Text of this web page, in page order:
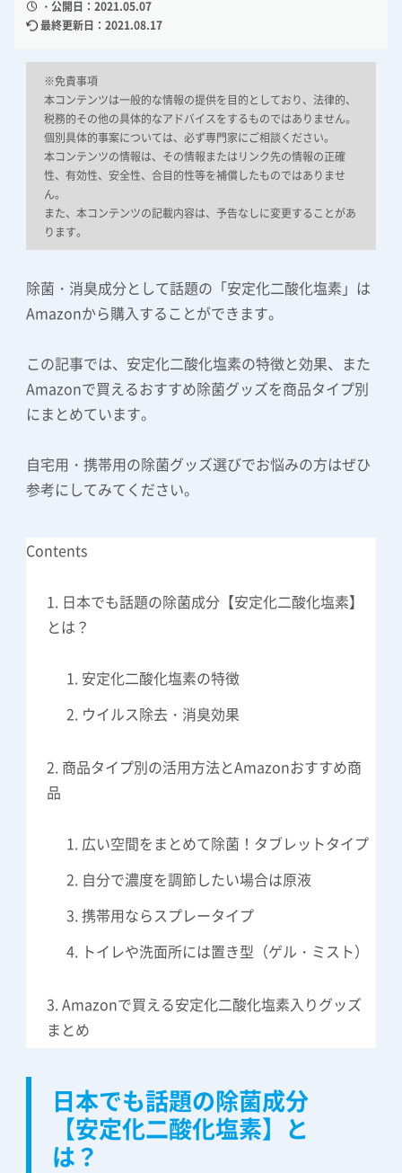
・公開日：2021.05.07
最終更新日：2021.08.17
※免責事項
本コンテンツは一般的な情報の提供を目的としており、法律的、
税務的その他の具体的なアドバイスをするものではありません。
個別具体的事案については、必ず専門家にご相談ください。
本コンテンツの情報は、その情報またはリンク先の情報の正確
性、有効性、安全性、合目的性等を補償したものではありませ
ん。
また、本コンテンツの記載内容は、予告なしに変更することがあ
ります。
除菌・消臭成分として話題の「安定化二酸化塩素」は
Amazonから購入することができます。
この記事では、安定化二酸化塩素の特徴と効果、また
Amazonで買えるおすすめ除菌グッズを商品タイプ別
にまとめています。
自宅用・携帯用の除菌グッズ選びでお悩みの方はぜひ
参考にしてみてください。
Contents
日本でも話題の除菌成分【安定化二酸化塩素】
とは？
安定化二酸化塩素の特徴
ウイルス除去・消臭効果
商品タイプ別の活用方法とAmazonおすすめ商
品
広い空間をまとめて除菌！タブレットタイプ
自分で濃度を調節したい場合は原液
携帯用ならスプレータイプ
トイレや洗面所には置き型（ゲル・ミスト）
Amazonで買える安定化二酸化塩素入りグッズ
まとめ
日本でも話題の除菌成分
【安定化二酸化塩素】と
は？